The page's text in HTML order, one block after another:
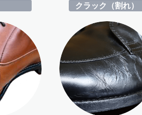
クラック（割れ）